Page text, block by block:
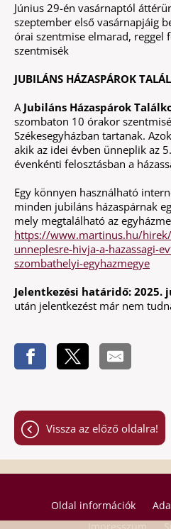
Június 29-én vasárnaptól
szeptember első vasárnapjáig
órai szentmise elmarad, reggel
szentmisék
JUBILÁNS HÁZASPÁROK
A Jubiláns Házaspárok
szombaton 10 órakor
Székesegyházban tartanak.
akik az idei évben ünneplik az
évenkénti felosztásban a
Egy könnyen használható
minden jubiláns házaspárnak
mely megtalálható az
https://www.martinus.hu/
unneplesre-hivja-a-hazassagi-
szombathelyi-egyhazmegye
Jelentkezési határidő: 2025.
után jelentkezést már nem
Vissza az előző oldalra!
Oldal információk
Impresszum